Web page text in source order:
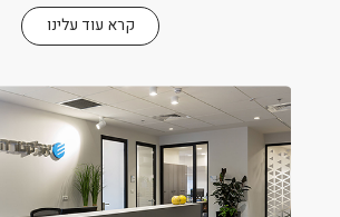
קרא עוד עלינו